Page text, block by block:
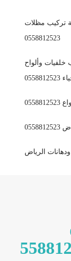
تركيب مظلات
0558812523
خلفيات وألواح
الرياض